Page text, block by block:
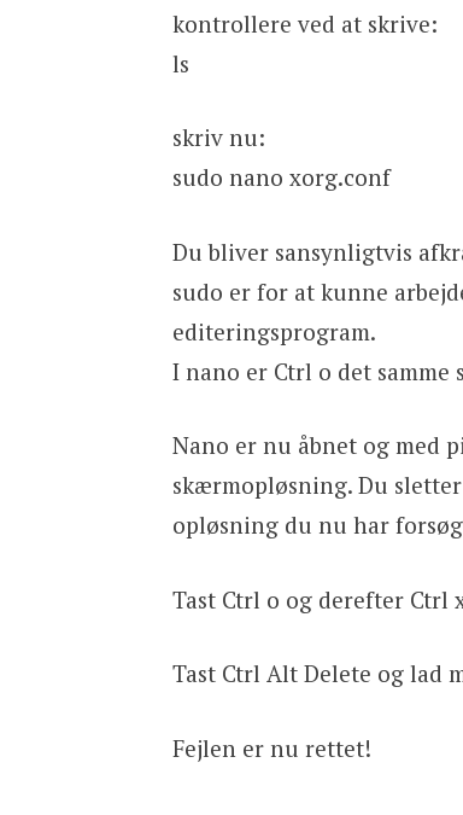
kontrollere ved at skrive:
ls
skriv nu:
sudo nano xorg.conf
Du bliver sansynligtvis
sudo er for at kunne
editeringsprogram.
I nano er Ctrl o det samme
Nano er nu åbnet og med
skærmopløsning. Du
opløsning du nu har
Tast Ctrl o og derefter Ctrl
Tast Ctrl Alt Delete og lad
Fejlen er nu rettet!